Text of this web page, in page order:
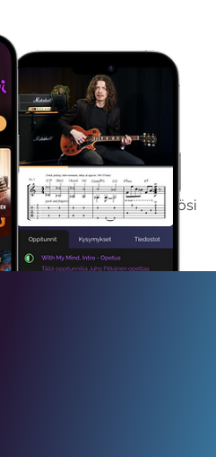
Ilmaiseksi
koko sisältömme käyttöösi
ajaksi.